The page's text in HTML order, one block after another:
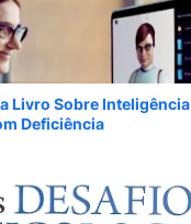
Livro Sobre Inteligência
Deficiência